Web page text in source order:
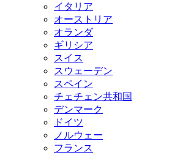
イタリア
オーストリア
オランダ
ギリシア
スイス
スウェーデン
スペイン
チェチェン共和国
デンマーク
ドイツ
ノルウェー
フランス